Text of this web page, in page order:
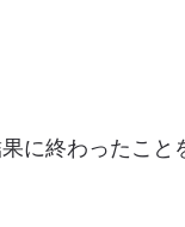
終わったこと